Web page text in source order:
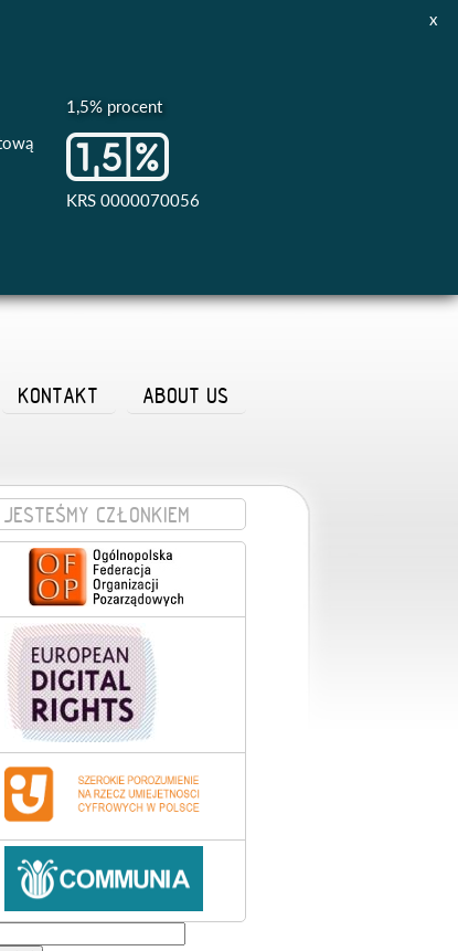
1,5% procent
KRS 0000070056
x
ABOUT US
KONTAKT
JESTEŚMY CZŁONKIEM